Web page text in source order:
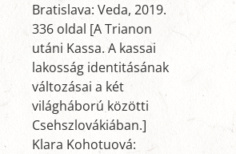
Bratislava: Veda, 2019.
336 oldal [A Trianon
utáni Kassa. A kassai
lakosság identitásának
változásai a két
világháború közötti
Csehszlovákiában.]
Klara Kohotuová: